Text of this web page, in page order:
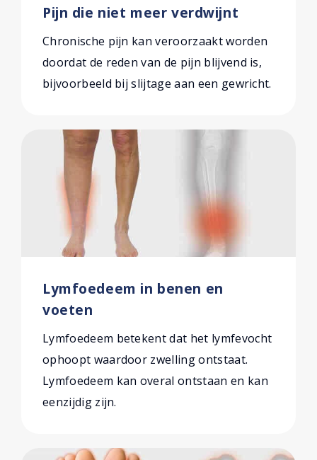
Pijn die niet meer verdwijnt
Chronische pijn kan veroorzaakt worden
doordat de reden van de pijn blijvend is,
bijvoorbeeld bij slijtage aan een gewricht.
Lymfoedeem in benen en
voeten
Lymfoedeem betekent dat het lymfevocht
ophoopt waardoor zwelling ontstaat.
Lymfoedeem kan overal ontstaan en kan
eenzijdig zijn.